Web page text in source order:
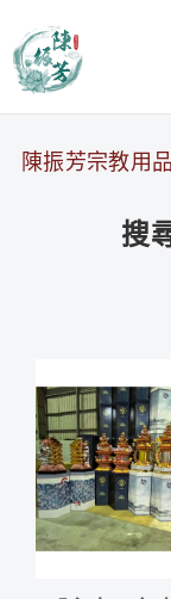
陳振芳宗教用品
陳振芳宗教用
搜